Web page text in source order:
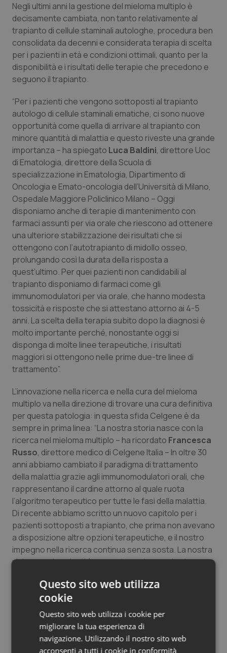
Sangue & coagulazione
Tiroide
Tumore al seno
Tumori del Polmone & Testa Collo
Tumori gastrointestinali
Ulcera & Reflusso
Vaccini
Negli ultimi anni la gestione del mieloma multiplo è
decisamente cambiata, non tanto relativamente al
trapianto di cellule staminali autologhe, procedura ben
consolidata da decenni e considerata terapia di scelta
per i pazienti in età e condizioni ottimali, quanto per la
disponibilità e i risultati delle terapie che precedono e
seguono il trapianto.
“Per i pazienti che vengono sottoposti al trapianto
autologo di cellule staminali ematiche, ci sono nuove
opportunità come quella di arrivare al trapianto con
minore quantità di malattia e questo riveste una grande
importanza – ha spiegato Luca Baldini, direttore Uoc
di Ematologia, direttore della Scuola di
specializzazione in Ematologia, Dipartimento di
Oncologia e Emato-oncologia dell’Università di Milano,
Ospedale Maggiore Policlinico Milano – Oggi
disponiamo anche di terapie di mantenimento con
farmaci assunti per via orale che riescono ad ottenere
una ulteriore stabilizzazione dei risultati che si
ottengono con l’autotrapianto di midollo osseo,
prolungando così la durata della risposta a
quest’ultimo. Per quei pazienti non candidabili al
trapianto disponiamo di farmaci come gli
immunomodulatori per via orale, che hanno modesta
tossicità e risposte che si attestano attorno ai 4-5
anni. La scelta della terapia subito dopo la diagnosi è
molto importante perché, nonostante oggi si
disponga di molte linee terapeutiche, i risultati
maggiori si ottengono nelle prime due-tre linee di
trattamento”.
L’innovazione nella ricerca e nella cura del mieloma
multiplo va nella direzione di trovare una cura definitiva
per questa patologia: in questa sfida Celgene è da
sempre in prima linea: “La nostra storia nasce con la
ricerca nel mieloma multiplo – ha ricordato Francesca
Russo, direttore medico di Celgene Italia – In oltre 30
anni abbiamo cambiato il paradigma di trattamento
della malattia grazie agli immunomodulatori orali, che
rappresentano il cardine attorno al quale ruota
l’algoritmo terapeutico per tutte le fasi della malattia.
Di recente abbiamo scritto un nuovo capitolo per i
pazienti sottoposti a trapianto, che prima non avevano
a disposizione altre opzioni terapeutiche, e il nostro
impegno nella ricerca continua senza sosta. La nostra
vicinanza ai pazienti è concreta anche grazie al
che aumentano consapevolezza e conoscenza, con
ricadute positive per l’intero sistema”.
Sentirsi meno soli
Oggi i pazienti con mieloma multiplo sono sempre
meno soli nel loro percorso di cura grazie al lavoro di
Questo sito web utilizza
cookie
Questo sito web utilizza i cookie per
migliorare la tua esperienza di
navigazione. Utilizzando il nostro sito web
acconsenti a tutti i cookie in conformità